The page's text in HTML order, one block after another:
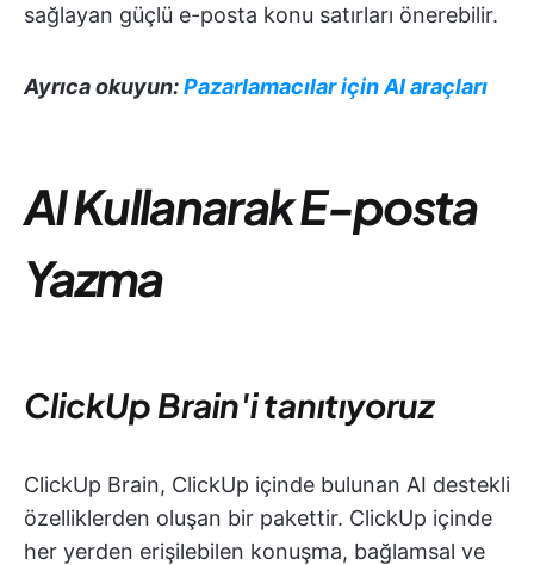
sağlayan güçlü e-posta konu satırları önerebilir.
Ayrıca okuyun:Pazarlamacılar için AI araçları
AI Kullanarak E-posta
Yazma
ClickUp Brain'i tanıtıyoruz
ClickUp Brain, ClickUp içinde bulunan AI destekli
özelliklerden oluşan bir pakettir. ClickUp içinde
her yerden erişilebilen konuşma, bağlamsal ve